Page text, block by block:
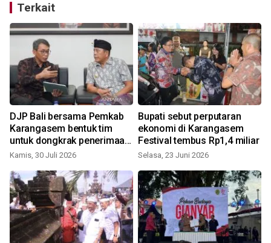
Terkait
DJP Bali bersama Pemkab
Karangasem bentuk tim
untuk dongkrak penerimaan
pajak
Kamis, 30 Juli 2026
Bupati sebut perputaran
ekonomi di Karangasem
Festival tembus Rp1,4 miliar
Selasa, 23 Juni 2026